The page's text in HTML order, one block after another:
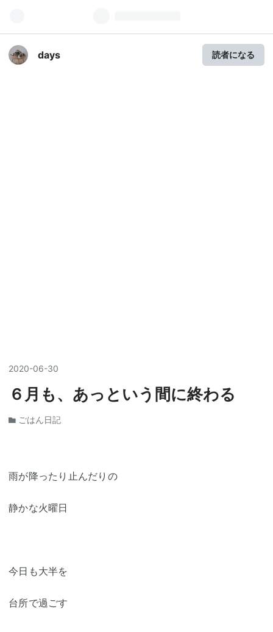
days 読者になる
2020-06-30
６月も、あっという間に終わる
ごはん日記
雨が降ったり止んだりの
静かな火曜日
今日も大半を
台所で過ごす